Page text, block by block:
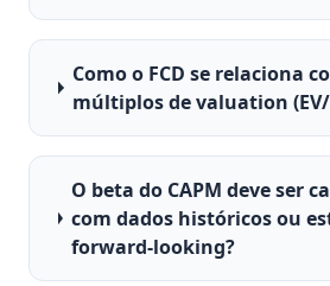
Como o FCD se relaciona
múltiplos de valuation (EV/
O beta do CAPM deve ser
com dados históricos ou
forward-looking?